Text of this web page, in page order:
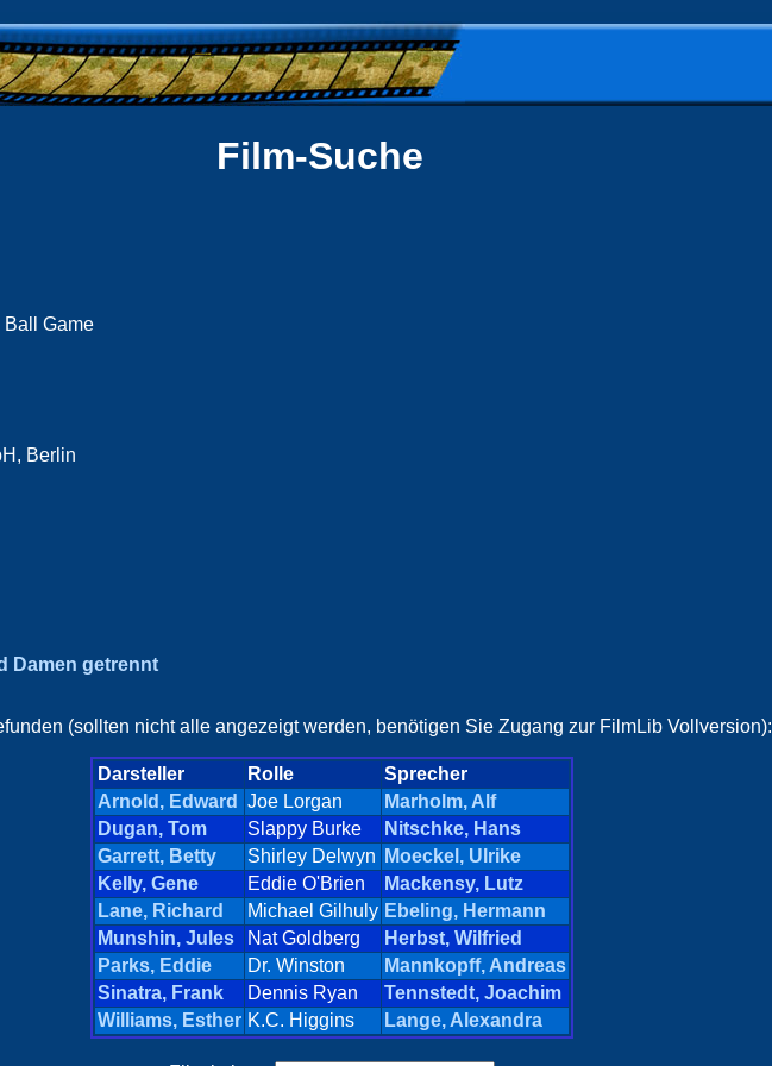
Film-Suche
Ball Game
Berlin
Damen getrennt
(sollten nicht alle angezeigt werden, benötigen Sie Zugang zur FilmLib Vollversion):
Darsteller Rolle
Sprecher
Arnold, Edward
Joe Lorgan
Marholm, Alf
Dugan, Tom
Slappy Burke
Nitschke, Hans
Garrett, Betty
Shirley Delwyn
Moeckel, Ulrike
Kelly, Gene
Eddie O'Brien
Mackensy, Lutz
Lane, Richard
Michael Gilhuly Ebeling, Hermann
Munshin, Jules
Nat Goldberg
Herbst, Wilfried
Parks, Eddie
Dr. Winston
Mannkopff, Andreas
Sinatra, Frank
Dennis Ryan
Tennstedt, Joachim
Williams, Esther K.C. Higgins Lange, Alexandra